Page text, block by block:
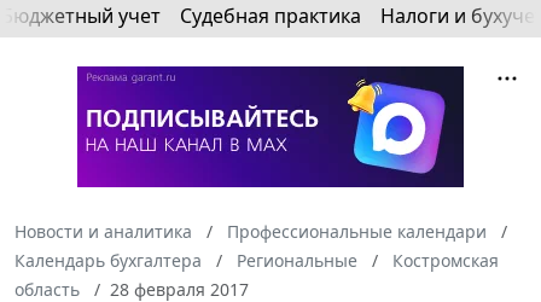
Бюджетный учет Судебная практика Налоги и
Новости и аналитика
Профессиональные календари
Календарь бухгалтера
Региональные
Костромская
область
28 февраля 2017